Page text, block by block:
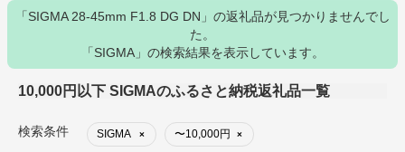
「SIGMA 28-45mm F1.8 DG DN」の返礼品が見つかりませんでし
た。
「SIGMA」の検索結果を表示しています。
10,000円以下 SIGMAのふるさと納税返礼品一覧
検索条件 SIGMA × 〜10,000円 ×